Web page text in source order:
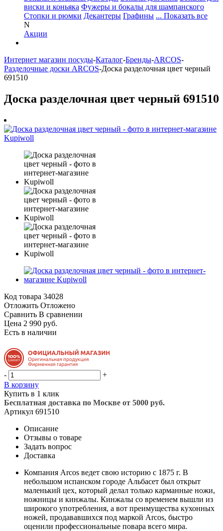
виски и коньяка Фужеры и бокалы для шампанского
Стопки и рюмки Декантеры Графины ... Показать все
N
Акции
Интернет магазин посуды-Каталог-Бренды-ARCOS-
Разделочные доски ARCOS-Доска разделочная цвет черный
691510
Доска разделочная цвет черный 691510
Код товара 34028
Отложить Отложено
Сравнить В сравнении
Цена 2 990 руб.
Есть в наличии
-
+
В корзину
Купить в 1 клик
Бесплатная доставка по Москве от 5000 руб.
Артикул 691510
Описание
Отзывы о товаре
Задать вопрос
Доставка
Компания Arcos ведет свою историю с 1875 г. В
небольшом испанском городе Альбасет был открыт
маленький цех, который делал только карманные ножи,
ножницы и кинжалы. Кинжалы со временем вышли из
широкого употребления, а вот преимущества кухонных
ножей, продававшихся под маркой Аrcos, быстро
оценили профессиональные повара всего мира.